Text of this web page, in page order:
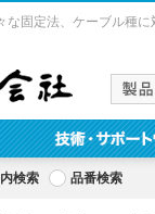
固定法、ケーブル種
検索 品番検索